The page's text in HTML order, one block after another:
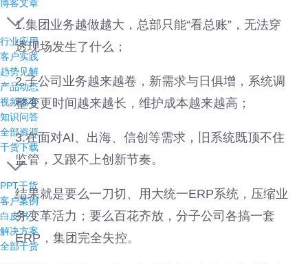
博客文章
行业应用
客户实践
趋势见解
产品动态
视频播客
知识问答
全部资源
干货下载
PPT干货
客户案例
白皮书
解决方案
全部干货
1.集团业务越做越大，总部只能“看总账”，无法穿
透现场发生了什么；
2.子公司业务越来越卷，新需求与日俱增，系统调
整变更时间越来越长，维护成本越来越高；
3.在面对AI、出海、信创等需求，旧系统既顶不住
监管，又跟不上创新节奏。
结果就是要么一刀切、用大统一ERP系统，压缩业
务变革活力；要么百花齐放，分子公司各搞一套
ERP，集团完全失控。